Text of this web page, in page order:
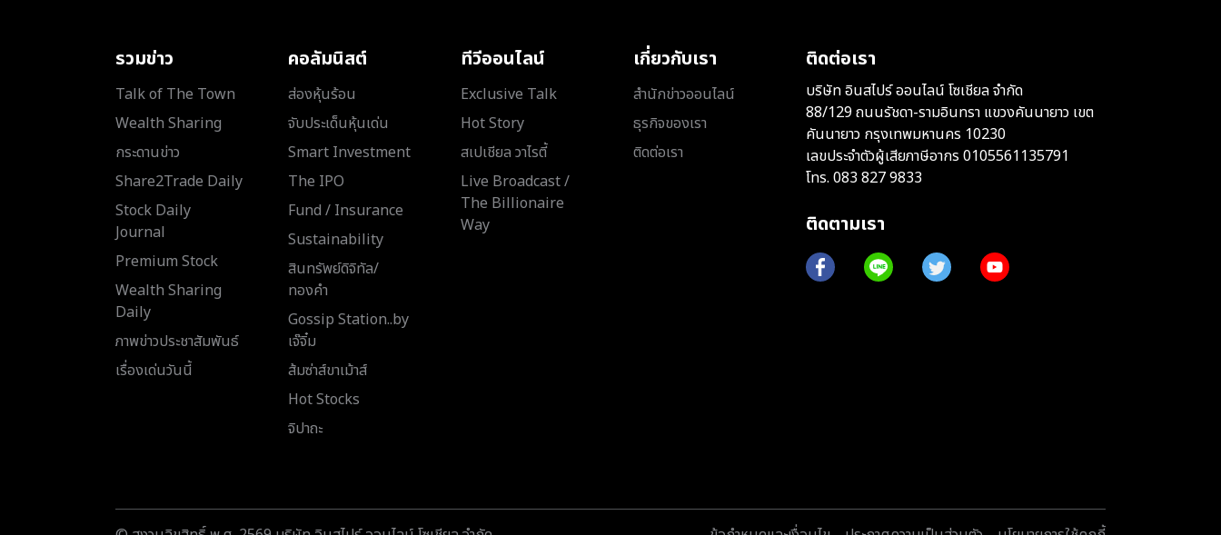
รวมข่าว
Talk of The Town
Wealth Sharing
กระดานข่าว
Share2Trade Daily
Stock Daily
Journal
Premium Stock
Wealth Sharing
Daily
ภาพข่าวประชาสัมพันธ์
เรื่องเด่นวันนี้
คอลัมนิสต์
ส่องหุ้นร้อน
จับประเด็นหุ้นเด่น
Smart Investment
The IPO
Fund / Insurance
Sustainability
สินทรัพย์ดิจิทัล/
ทองคำ
Gossip Station..by
เจ๊จิ๋ม
ส้มซ่าส์ขาเม้าส์
Hot Stocks
จิปาถะ
ทีวีออนไลน์
Exclusive Talk
Hot Story
สเปเชียล วาไรตี้
Live Broadcast /
The Billionaire
Way
เกี่ยวกับเรา
สำนักข่าวออนไลน์
ธุรกิจของเรา
ติดต่อเรา
ติดต่อเรา
บริษัท อินสไปร์ ออนไลน์ โซเชียล จำกัด
88/129 ถนนรัชดา-รามอินทรา แขวงคันนายาว เขต
คันนายาว กรุงเทพมหานคร 10230
เลขประจำตัวผู้เสียภาษีอากร 0105561135791
โทร. 083 827 9833
ติดตามเรา